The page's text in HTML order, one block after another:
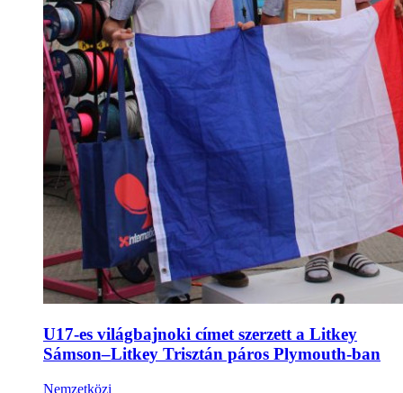
U17-es világbajnoki címet szerzett a Litkey
Sámson–Litkey Trisztán páros Plymouth-ban
Nemzetközi